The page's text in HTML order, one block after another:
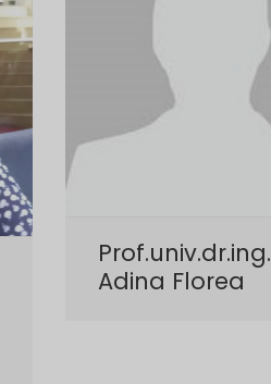
Prof.univ.dr.ing.
Adina Florea